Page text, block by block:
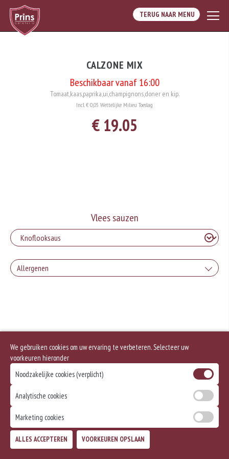
TERUG NAAR MENU
CALZONE MIX
Beschikbaar vanaf 16:00
Tomaat,kaas,paprika,ui,champignons,doner en kip.
Incl. € 0,05 Wettelijke Milieu Toeslag
€ 19.05
Vlees sauzen
Allergenen
We gebruiken cookies om uw ervaring te verbeteren. Selecteer uw
voorkeuren hieronder
Noodzakelijke cookies (verplicht)
Analytische cookies
Marketing cookies
ALLES ACCEPTEREN VOORKEUREN OPSLAAN